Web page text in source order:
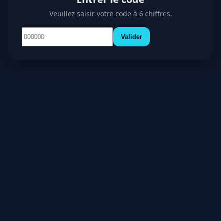
Veuillez saisir votre code à 6 chiffres.
Valider